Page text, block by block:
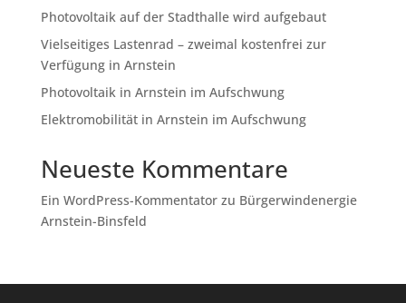
Photovoltaik auf der Stadthalle wird aufgebaut
Vielseitiges Lastenrad – zweimal kostenfrei zur
Verfügung in Arnstein
Photovoltaik in Arnstein im Aufschwung
Elektromobilität in Arnstein im Aufschwung
Neueste Kommentare
Ein WordPress-Kommentatorzu Bürgerwindenergie
Arnstein-Binsfeld